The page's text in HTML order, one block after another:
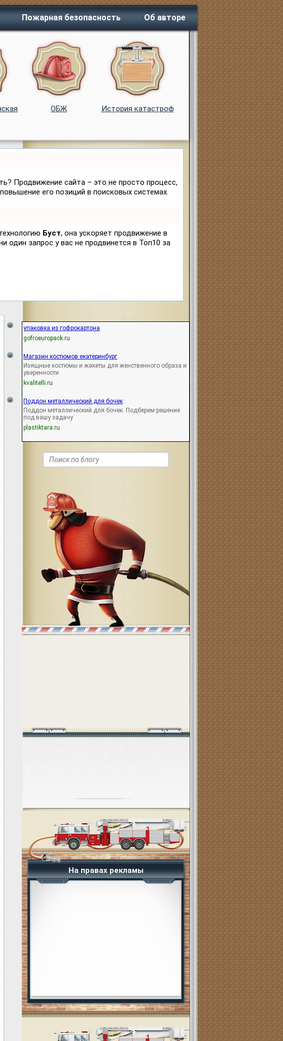
Пожарная безопасность Об авторе
ОБЖ История катастроф
Продвижение сайта – это не просто процесс,
его позиций в поисковых системах.
Буст, она ускоряет продвижение в
один запрос у вас не продвинется в Топ10 за
упаковка из гофрокартона
gofroeuropack.ru
Магазин костюмов екатеринбург
Изящные костюмы и жакеты для женственного образа и
уверенности
kvalitelli.ru
Поддон металлический для бочек
Поддон металлический для бочек. Подберем решение
под вашу задачу
plastiktara.ru
На правах рекламы